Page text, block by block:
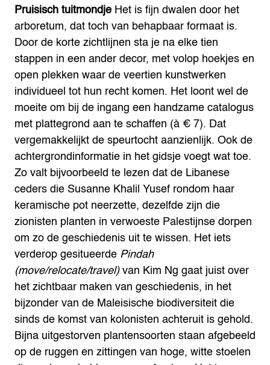
Pruisisch tuitmondje Het is fijn dwalen door het
arboretum, dat toch van behapbaar formaat is.
Door de korte zichtlijnen sta je na elke tien
stappen in een ander decor, met volop hoekjes en
open plekken waar de veertien kunstwerken
individueel tot hun recht komen. Het loont wel de
moeite om bij de ingang een handzame catalogus
met plattegrond aan te schaffen (à € 7). Dat
vergemakkelijkt de speurtocht aanzienlijk. Ook de
achtergrondinformatie in het gidsje voegt wat toe.
Zo valt bijvoorbeeld te lezen dat de Libanese
ceders die Susanne Khalil Yusef rondom haar
keramische pot neerzette, dezelfde zijn die
zionisten planten in verwoeste Palestijnse dorpen
om zo de geschiedenis uit te wissen. Het iets
verderop gesitueerde Pindah
(move/relocate/travel)van Kim Ng gaat juist over
het zichtbaar maken van geschiedenis, in het
bijzonder van de Maleisische biodiversiteit die
sinds de komst van kolonisten achteruit is gehold.
Bijna uitgestorven plantensoorten staan afgebeeld
op de ruggen en zittingen van hoge, witte stoelen